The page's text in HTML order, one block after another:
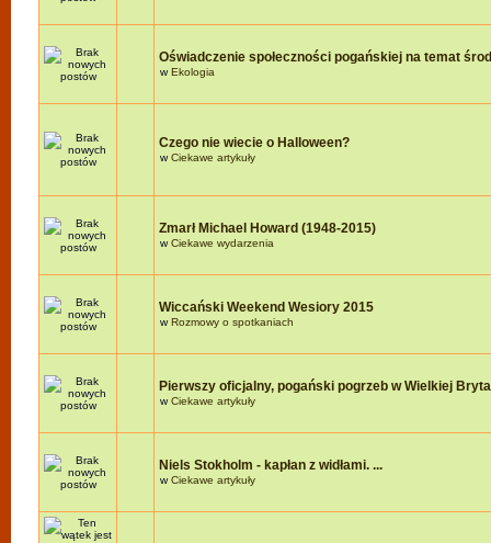
Oświadczenie społeczności pogańskiej na temat
wEkologia
Czego nie wiecie o Halloween?
wCiekawe artykuły
Zmarł Michael Howard (1948-2015)
wCiekawe wydarzenia
Wiccański Weekend Wesiory 2015
wRozmowy o spotkaniach
Pierwszy oficjalny, pogański pogrzeb w Wielkiej
wCiekawe artykuły
Niels Stokholm - kapłan z widłami. ...
wCiekawe artykuły